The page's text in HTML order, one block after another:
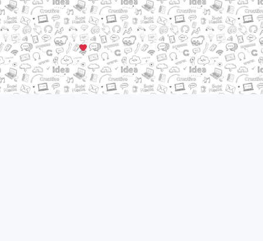
© Todos os direitos reservados a DigooWeb Gramado, RS |
Servidores em Dallas, TX
Criado com muito em Gramado, Serra Gaúcha